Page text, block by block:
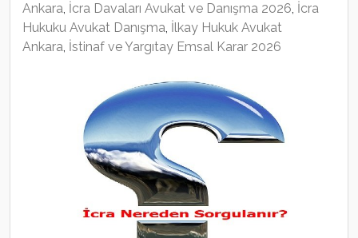
Ankara, İcra Davaları Avukat ve Danışma 2026, İcra
Hukuku Avukat Danışma, İlkay Hukuk Avukat
Ankara, İstinaf ve Yargıtay Emsal Karar 2026